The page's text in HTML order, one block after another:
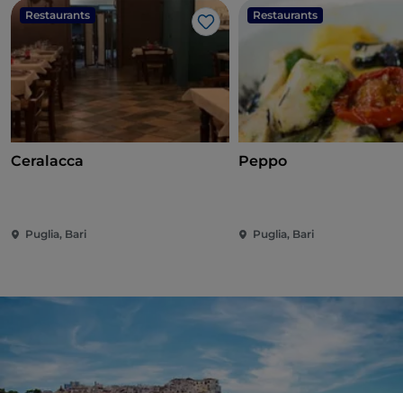
Restaurants
Like
Ceralacca
Puglia, Bari
Restaurants
Peppo
Puglia, Bari